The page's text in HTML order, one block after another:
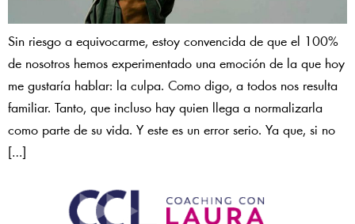
Sin riesgo a equivocarme, estoy convencida de que el 100%
de nosotros hemos experimentado una emoción de la que hoy
me gustaría hablar: la culpa. Como digo, a todos nos resulta
familiar. Tanto, que incluso hay quien llega a normalizarla
como parte de su vida. Y este es un error serio. Ya que, si no
[…]